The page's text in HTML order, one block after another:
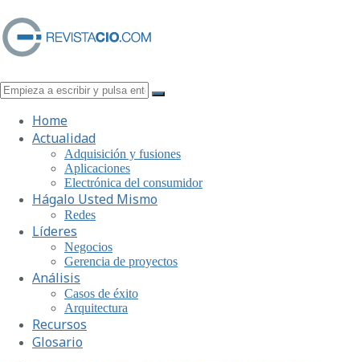
Home
Actualidad
Adquisición y fusiones
Aplicaciones
Electrónica del consumidor
Hágalo Usted Mismo
Redes
Líderes
Negocios
Gerencia de proyectos
Análisis
Casos de éxito
Arquitectura
Recursos
Glosario